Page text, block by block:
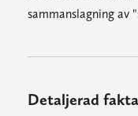
sammanslagning av
Detaljerad fakta